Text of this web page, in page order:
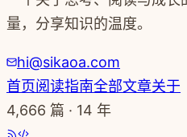
量，分享知识的温度。
hi@sikaoa.com
首页阅读指南全部文章关于
4,666 篇 · 14 年